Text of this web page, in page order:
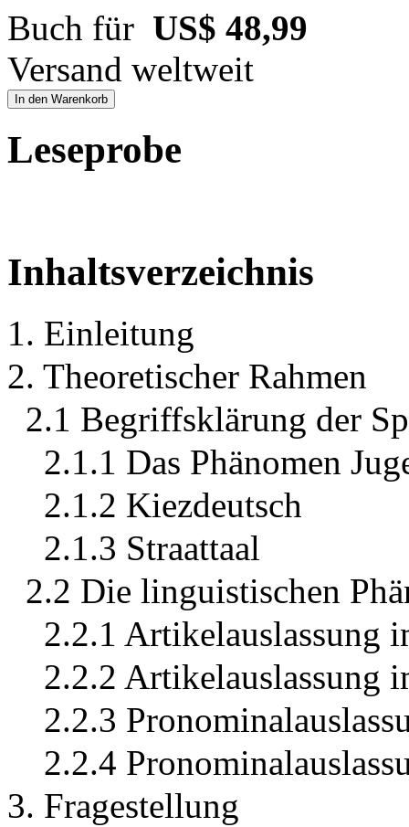
Buch für US$ 48,99
Versand weltweit
In den Warenkorb
Leseprobe
Inhaltsverzeichnis
1. Einleitung
2. Theoretischer Rahmen
2.1 Begriffsklärung der
2.1.1 Das Phänomen
2.1.2 Kiezdeutsch
2.1.3 Straattaal
2.2 Die linguistischen
2.2.1 Artikelauslassung
2.2.2 Artikelauslassung
2.2.3
2.2.4
3. Fragestellung